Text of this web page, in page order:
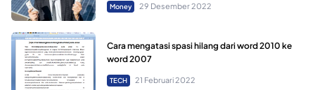
Money 29 Desember 2022
Cara mengatasi spasi hilang dari word 2010 ke
word 2007
TECH 21 Februari 2022